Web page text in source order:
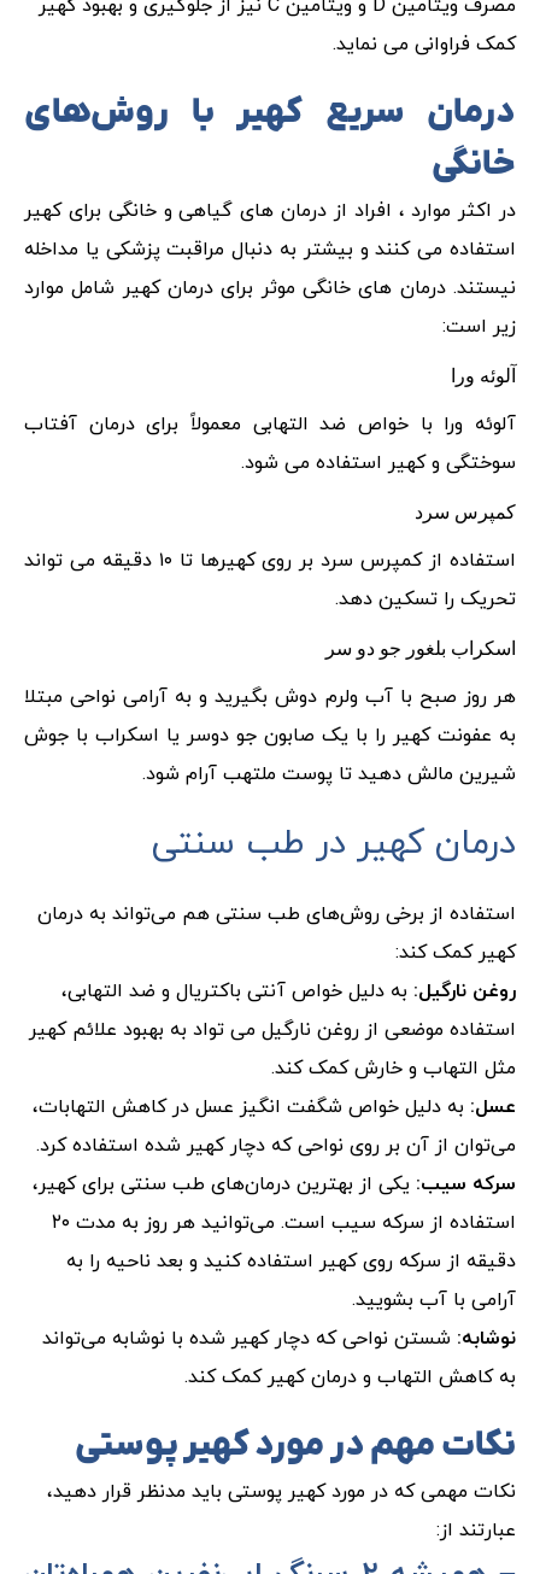
مصرف ویتامین D و ویتامین C نیز از جلوگیری و بهبود کهیر
کمک فراوانی می نماید.
درمان سریع کهیر با روش‌های
خانگی
در اکثر موارد ، افراد از درمان های گیاهی و خانگی برای کهیر
استفاده می کنند و بیشتر به دنبال مراقبت پزشکی یا مداخله
نیستند. درمان های خانگی موثر برای درمان کهیر شامل موارد
زیر است:
آلوئه ورا
آلوئه ورا با خواص ضد التهابی معمولاً برای درمان آفتاب
سوختگی و کهیر استفاده می شود.
کمپرس سرد
استفاده از کمپرس سرد بر روی کهیرها تا ۱۰ دقیقه می تواند
تحریک را تسکین دهد.
اسکراب بلغور جو دو سر
هر روز صبح با آب ولرم دوش بگیرید و به آرامی نواحی مبتلا
به عفونت کهیر را با یک صابون جو دوسر یا اسکراب با جوش
شیرین مالش دهید تا پوست ملتهب آرام شود.
درمان کهیر در طب سنتی
استفاده از برخی روش‌های طب سنتی هم می‌تواند به درمان
کهیر کمک کند:
روغن نارگیل: به دلیل خواص آنتی باکتریال و ضد التهابی،
استفاده موضعی از روغن نارگیل می تواد به بهبود علائم کهیر
مثل التهاب و خارش کمک کند.
عسل: به دلیل خواص شگفت انگیز عسل در کاهش التهابات،
می‌توان از آن بر روی نواحی که دچار کهیر شده استفاده کرد.
سرکه سیب: یکی از بهترین درمان‌های طب سنتی برای کهیر،
استفاده از سرکه سیب است. می‌توانید هر روز به مدت ۲۰
دقیقه از سرکه روی کهیر استفاده کنید و بعد ناحیه را به
آرامی با آب بشویید.
نوشابه: شستن نواحی که دچار کهیر شده با نوشابه می‌تواند
به کاهش التهاب و درمان کهیر کمک کند.
نکات مهم در مورد کهیر پوستی
نکات مهمی که در مورد کهیر پوستی باید مدنظر قرار دهید،
عبارتند از: